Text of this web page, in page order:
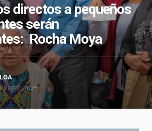
directos a pequeños
serán
Rocha Moya
30, 2025